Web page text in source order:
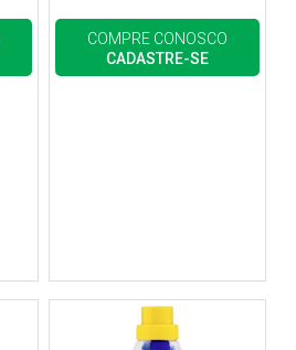
COMPRE CONOSCO
CADASTRE-SE